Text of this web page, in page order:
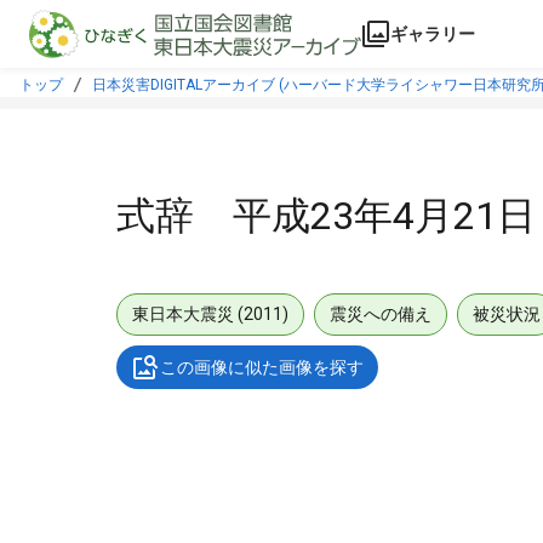
本文に飛ぶ
ギャラリー
トップ 日本災害DIGITALアーカイブ (ハーバード大学ライシャワー日本研究
式辞 平成23年4月21日
東日本大震災 (2011) 震災への備え 被災状況
この画像に似た画像を探す